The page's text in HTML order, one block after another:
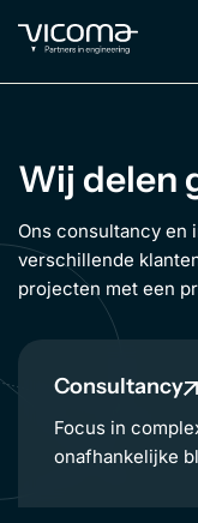
Wij delen
Ons consultancy en
verschillende
projecten met een
Consultancy
Focus in
onafhankelijke